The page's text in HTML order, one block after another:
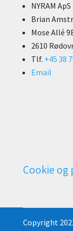
NYRAM ApS
Brian
Mose Allé
2610
Tlf. +45 38
Email
Cookie
Copyright